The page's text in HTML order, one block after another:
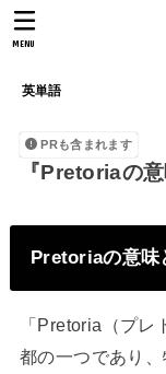
英単語
MENU
PRも含まれます
『Pretoriaの
Pretoriaの意味
「Pretoria（プ
都の一つであり